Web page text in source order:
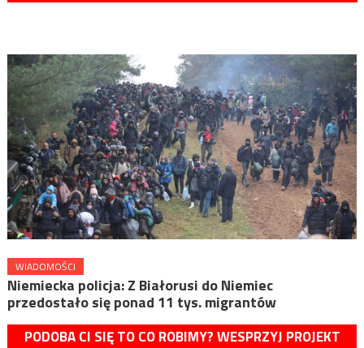
WIADOMOŚCI
Niemiecka policja: Z Białorusi do Niemiec
przedostało się ponad 11 tys. migrantów
PODOBA CI SIĘ TO CO ROBIMY? WESPRZYJ PROJEKT